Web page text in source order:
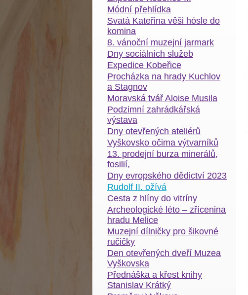
Módní přehlídka
Svatá Kateřina věši hósle do
komina
8. vánoční muzejní jarmark
Dny sociálních služeb
Expedice Kobeřice
Procházka na hrady Kuchlov
a Stagnov
Moravská tvář Aloise Musila
Podzimní zahrádkářská
výstava
Dny otevřených ateliérů
Vyškovsko očima výtvarníků
13. prodejní burza minerálů,
fosilií,
Dny evropského dědictví 2023
Rudolf II. ožívá
Cesta z hlíny do vitríny
Archeologické léto – zřícenina
hradu Melice
Muzejní dílničky pro šikovné
ručičky
Den otevřených dveří Muzea
Vyškovska
Přednáška a křest knihy
Stanislav Krátký